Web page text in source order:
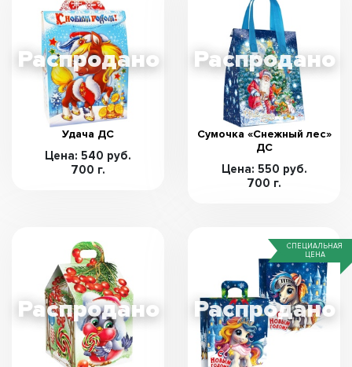
Удача ДС
Цена: 540 руб.
700 г.
Сумочка «Снежный лес»
ДС
Цена: 550 руб.
700 г.
СПЕЦИАЛЬНАЯ
ЦЕНА